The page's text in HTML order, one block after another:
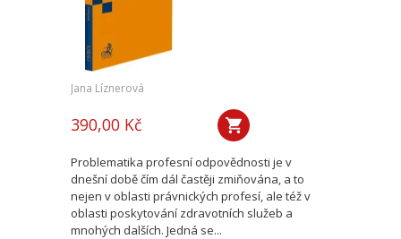
Jana Líznerová
390,00 Kč
Problematika profesní odpovědnosti je v
dnešní době čím dál častěji zmiňována, a to
nejen v oblasti právnických profesí, ale též v
oblasti poskytování zdravotních služeb a
mnohých dalších. Jedná se...